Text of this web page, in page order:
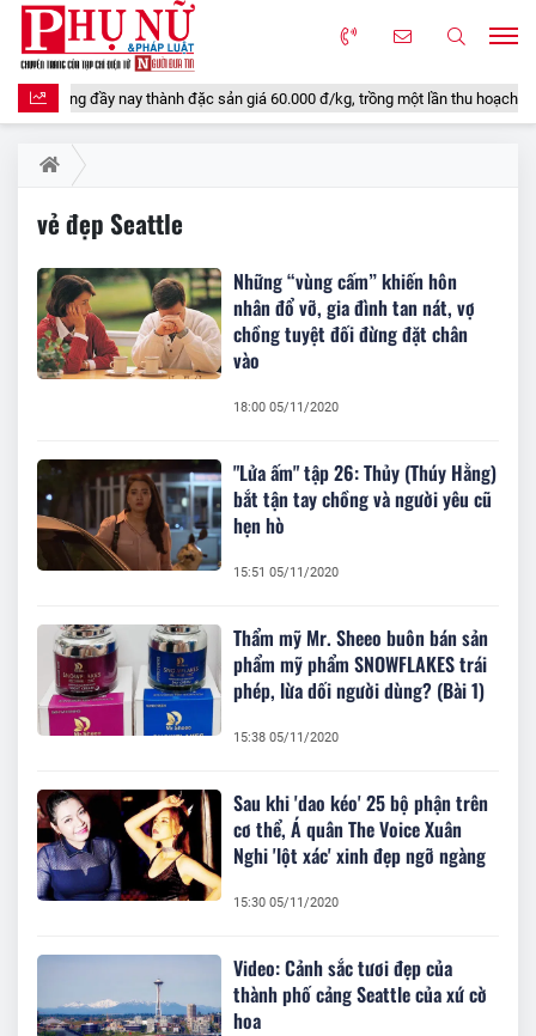
rụng đầy nay thành đặc sản giá 60.000 đ/kg, trồng một lần thu hoạch
vẻ đẹp Seattle
Những “vùng cấm” khiến hôn
nhân đổ vỡ, gia đình tan nát, vợ
chồng tuyệt đối đừng đặt chân
vào
18:00 05/11/2020
"Lửa ấm" tập 26: Thủy (Thúy Hằng)
bắt tận tay chồng và người yêu cũ
hẹn hò
15:51 05/11/2020
Thẩm mỹ Mr. Sheeo buôn bán sản
phẩm mỹ phẩm SNOWFLAKES trái
phép, lừa dối người dùng? (Bài 1)
15:38 05/11/2020
Sau khi 'dao kéo' 25 bộ phận trên
cơ thể, Á quân The Voice Xuân
Nghi 'lột xác' xinh đẹp ngỡ ngàng
15:30 05/11/2020
Video: Cảnh sắc tươi đẹp của
thành phố cảng Seattle của xứ cờ
hoa